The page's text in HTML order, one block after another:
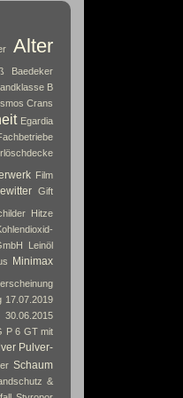
Alter
Baedeker
B
Crans
Egardia
Film
Gift
Hitze
Leinöl
Minimax
17.07.2019
30.06.2015
P 6 GT mit
Pulver-
Schaum
&